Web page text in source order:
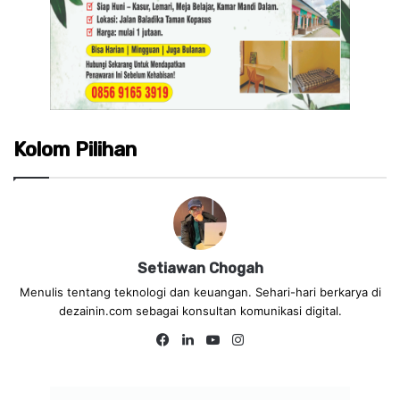
Kolom Pilihan
Setiawan Chogah
Menulis tentang teknologi dan keuangan. Sehari-hari berkarya di
dezainin.com sebagai konsultan komunikasi digital.
Fa
Lin
Yo